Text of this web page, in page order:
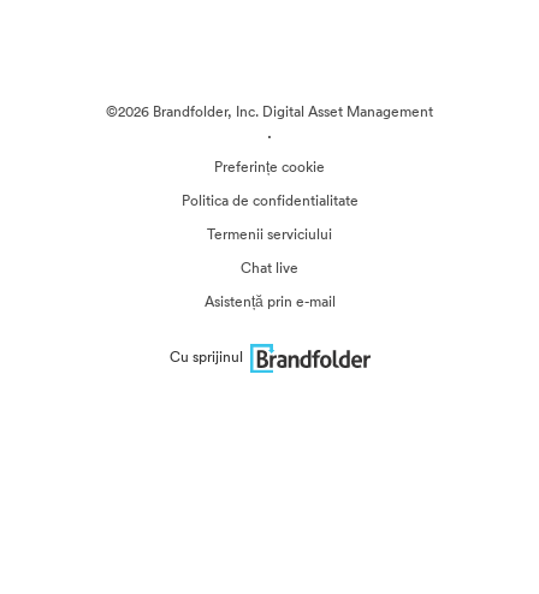
©2026 Brandfolder, Inc. Digital Asset Management
·
Preferințe cookie
Politica de confidentialitate
Termenii serviciului
Chat live
Asistență prin e-mail
Cu sprijinul